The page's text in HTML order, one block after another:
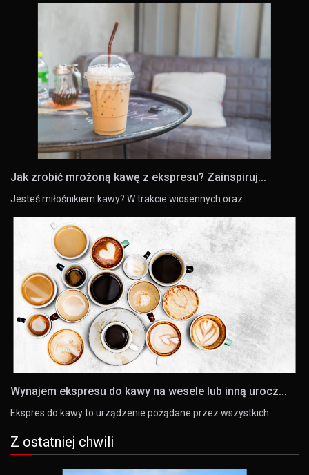
Jak zrobić mrożoną kawę z ekspresu? Zainspiruj...
Jesteś miłośnikiem kawy? W trakcie wiosennych oraz…
Wynajem ekspresu do kawy na wesele lub inną urocz...
Ekspres do kawy to urządzenie pożądane przez wszystkich…
Z ostatniej chwili